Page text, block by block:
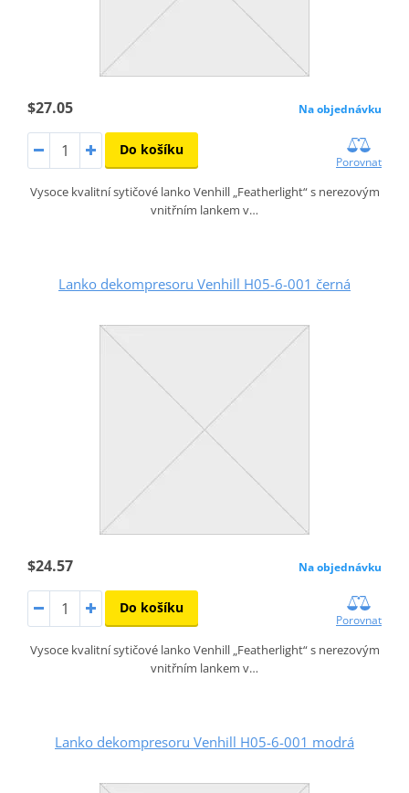
$27.05 Na objednávku
Do košíku
Porovnat
Vysoce kvalitní sytičové lanko Venhill „Featherlight“ s nerezovým
vnitřním lankem v…
Lanko dekompresoru Venhill H05-6-001 černá
$24.57 Na objednávku
Do košíku
Porovnat
Vysoce kvalitní sytičové lanko Venhill „Featherlight“ s nerezovým
vnitřním lankem v…
Lanko dekompresoru Venhill H05-6-001 modrá